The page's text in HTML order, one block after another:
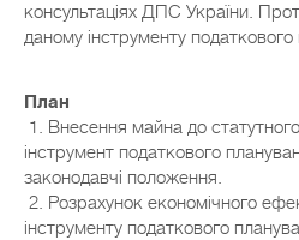
консультаціях ДПС України.
даному інструменту
План
1. Внесення майна до статутного
інструмент податкового
законодавчі положення.
2. Розрахунок економічного
інструменту податкового